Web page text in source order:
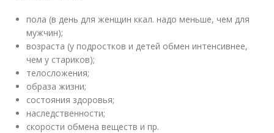
пола (в день для женщин ккал. надо меньше, чем для
мужчин);
возраста (у подростков и детей обмен интенсивнее,
чем у стариков);
телосложения;
образа жизни;
состояния здоровья;
наследственности;
скорости обмена веществ и пр.